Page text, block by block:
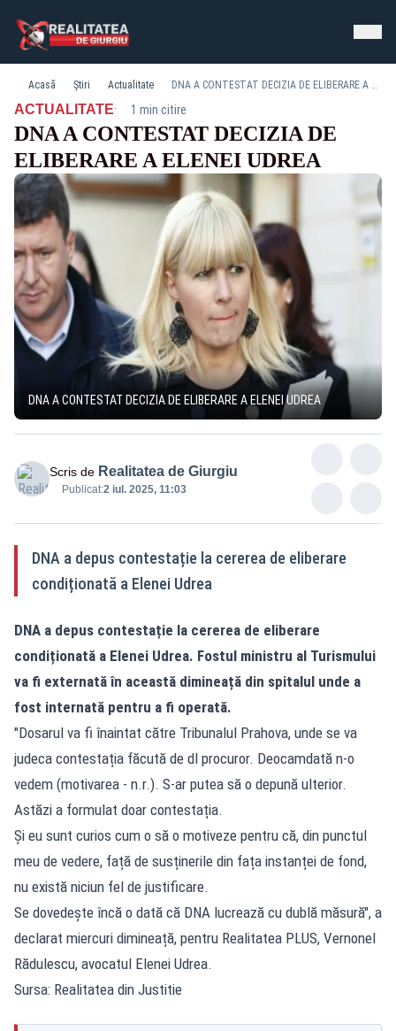
Acasă Știri Actualitate DNA A CONTESTAT DECIZIA DE ELIBERARE A ELENEI UDREA
ACTUALITATE· 1 min citire
DNA A CONTESTAT DECIZIA DE
ELIBERARE A ELENEI UDREA
DNA A CONTESTAT DECIZIA DE ELIBERARE A ELENEI UDREA
Scris de Realitatea de Giurgiu
Publicat:2 iul. 2025, 11:03
DNA a depus contestație la cererea de eliberare
condiționată a Elenei Udrea
DNA a depus contestație la cererea de eliberare
condiționată a Elenei Udrea. Fostul ministru al Turismului
va fi externată în această dimineață din spitalul unde a
fost internată pentru a fi operată.
"Dosarul va fi înaintat către Tribunalul Prahova, unde se va
judeca contestația făcută de dl procuror. Deocamdată n-o
vedem (motivarea - n.r.). S-ar putea să o depună ulterior.
Astăzi a formulat doar contestația.
Și eu sunt curios cum o să o motiveze pentru că, din punctul
meu de vedere, față de susținerile din fața instanței de fond,
nu există niciun fel de justificare.
Se dovedește încă o dată că DNA lucrează cu dublă măsură", a
declarat miercuri dimineață, pentru Realitatea PLUS, Vernonel
Rădulescu, avocatul Elenei Udrea.
Sursa: Realitatea din Justitie